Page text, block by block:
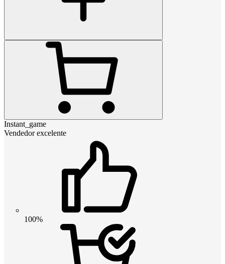
Instant_game
Vendedor excelente
100%